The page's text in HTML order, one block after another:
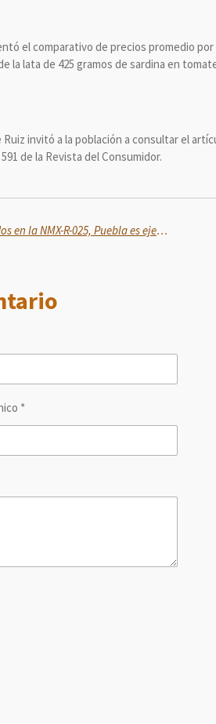
el comparativo de precios promedio
la lata de 425 gramos de sardina en
Ruiz invitó a la población a consultar el
de la Revista del Consumidor.
Con más centros certificados en la NMX-R-025, Puebla es ejemplo nacional en igualdad laboral
*